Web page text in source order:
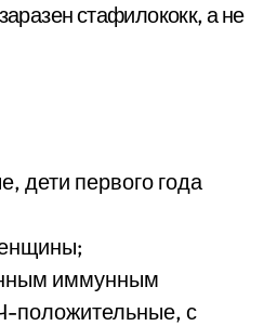
стафилококк, а не
дети первого года
иммунным
положительные, с